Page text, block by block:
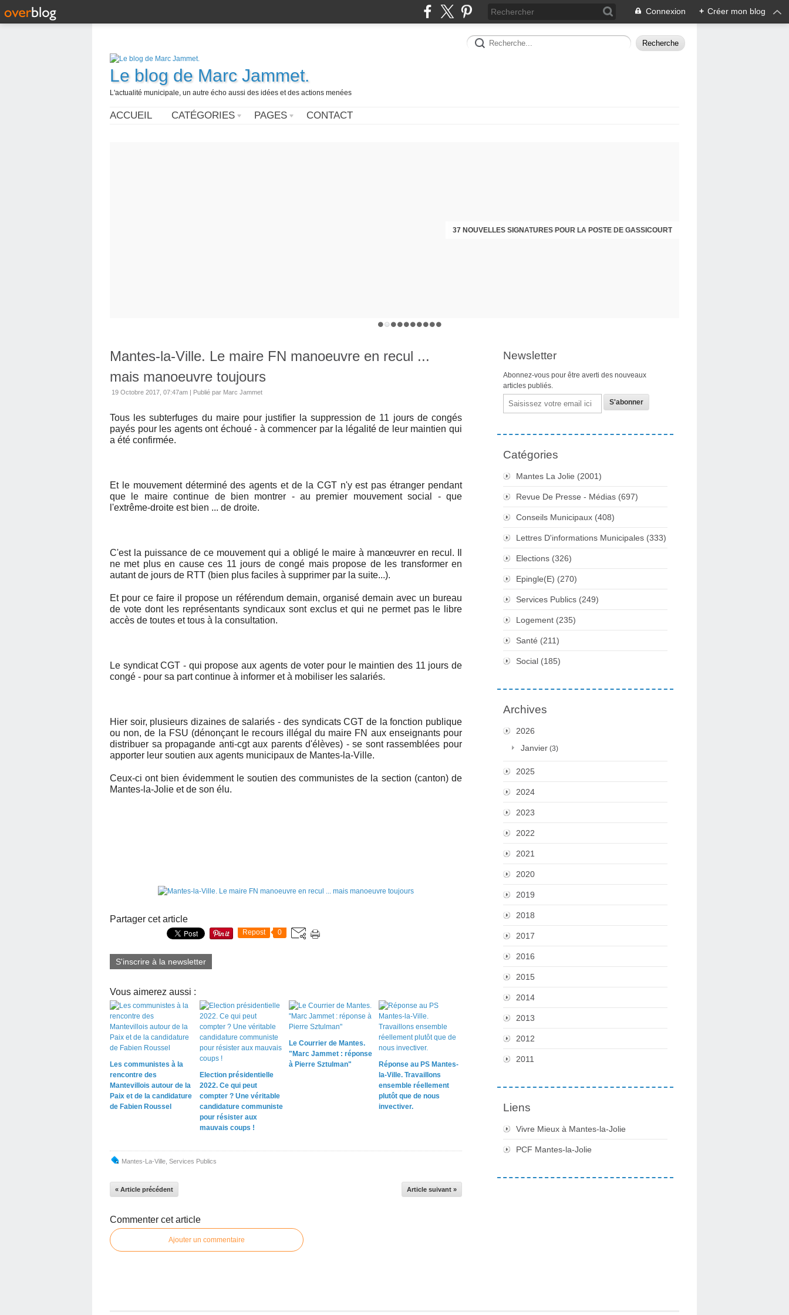
Connexion + Créer mon blog
Le blog de Marc Jammet.
L'actualité municipale, un autre écho aussi des idées et des actions menées
ACCUEIL CATÉGORIES PAGES CONTACT
37 NOUVELLES SIGNATURES POUR LA POSTE DE GASSICOURT
DIMANCHE 25 JANVIER, JE VOUS INVITE
Mantes-la-Ville. Le maire FN manoeuvre en recul ...
mais manoeuvre toujours
19 Octobre 2017, 07:47am | Publié par Marc Jammet
Tous les subterfuges du maire pour justifier la suppression de 11 jours de congés
payés pour les agents ont échoué - à commencer par la légalité de leur maintien qui
a été confirmée.
Et le mouvement déterminé des agents et de la CGT n'y est pas étranger pendant
que le maire continue de bien montrer - au premier mouvement social - que
l'extrême-droite est bien ... de droite.
C'est la puissance de ce mouvement qui a obligé le maire à manœuvrer en recul. Il
ne met plus en cause ces 11 jours de congé mais propose de les transformer en
autant de jours de RTT (bien plus faciles à supprimer par la suite...).
Et pour ce faire il propose un référendum demain, organisé demain avec un bureau
de vote dont les représentants syndicaux sont exclus et qui ne permet pas le libre
accès de toutes et tous à la consultation.
Le syndicat CGT - qui propose aux agents de voter pour le maintien des 11 jours de
congé - pour sa part continue à informer et à mobiliser les salariés.
Hier soir, plusieurs dizaines de salariés - des syndicats CGT de la fonction publique
ou non, de la FSU (dénonçant le recours illégal du maire FN aux enseignants pour
distribuer sa propagande anti-cgt aux parents d'élèves) - se sont rassemblées pour
apporter leur soutien aux agents municipaux de Mantes-la-Ville.
Ceux-ci ont bien évidemment le soutien des communistes de la section (canton) de
Mantes-la-Jolie et de son élu.
Partager cet article
Repost 0
S'inscrire à la newsletter
Vous aimerez aussi :
Les communistes à la
rencontre des
Mantevillois autour de la
Paix et de la candidature
de Fabien Roussel
Election présidentielle
2022. Ce qui peut
compter ? Une véritable
candidature communiste
pour résister aux
mauvais coups !
Le Courrier de Mantes.
"Marc Jammet : réponse
à Pierre Sztulman"
Réponse au PS Mantes-
la-Ville. Travaillons
ensemble réellement
plutôt que de nous
invectiver.
Mantes-La-Ville Services Publics
« Article précédent Article suivant »
Commenter cet article
Ajouter un commentaire
Newsletter
Abonnez-vous pour être averti des nouveaux
articles publiés.
Email
Catégories
Mantes La Jolie (2001)
Revue De Presse - Médias (697)
Conseils Municipaux (408)
Lettres D'informations Municipales (333)
Elections (326)
Epingle(e) (270)
Services Publics (249)
Logement (235)
Santé (211)
Social (185)
Archives
2026
Janvier (3)
2025
2024
2023
2022
2021
2020
2019
2018
2017
2016
2015
2014
2013
2012
2011
Liens
Vivre Mieux à Mantes-la-Jolie
PCF Mantes-la-Jolie